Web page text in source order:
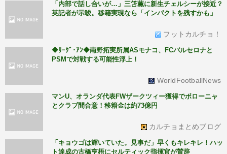
「内部で話し合いが…」三笘薫に新生チェルシーが接近？
英記者が示唆。移籍実現なら「インパクトを残すかも」
フットカルチョ！
◆ﾘｰｸﾞ･ｱﾝ◆南野拓実所属ASモナコ、FCバルセロナと
PSMで対戦する可能性浮上！
WorldFootballNews
マンU、オランダ代表FWザークツィー獲得でボローニャ
とクラブ間合意！移籍金は約73億円
カルチョまとめブログ
「キョウゴは輝いていた。見事だ」早くもキレキレ！ハッ
ト達成の古橋亨梧にセルティック指揮官が賛辞